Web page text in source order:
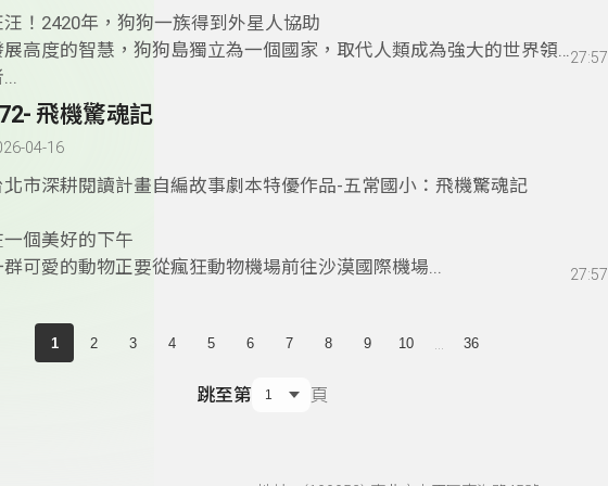
汪！2420年，狗狗一族得到外星人協助
展高度的智慧，狗狗島獨立為一個國家，取代人類成為強大的世界領導27:57
飛機驚魂記
04-16
北市深耕閱讀計畫自編故事劇本特優作品-五常國小：飛機驚魂記
一個美好的下午
群可愛的動物正要從瘋狂動物機場前往沙漠國際機場...
27:57
1 2 3 4 5 6 7 8 9 10 36
跳至第 頁